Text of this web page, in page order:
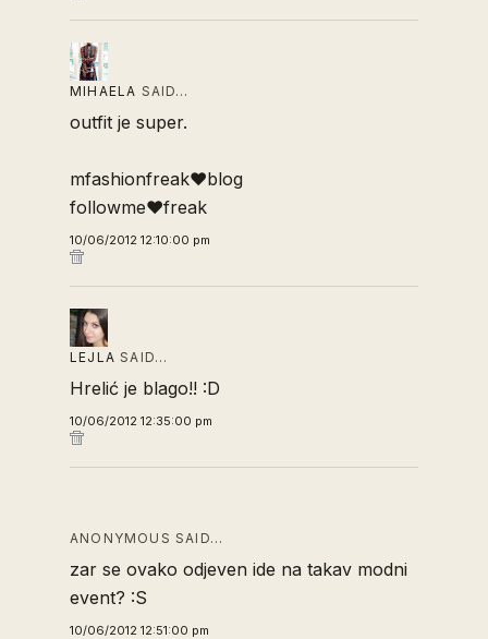
MIHAELA SAID…
outfit je super.
mfashionfreak♥blog
followme♥freak
10/06/2012 12:10:00 pm
LEJLA SAID…
Hrelić je blago!! :D
10/06/2012 12:35:00 pm
ANONYMOUS SAID…
zar se ovako odjeven ide na takav modni
event? :S
10/06/2012 12:51:00 pm